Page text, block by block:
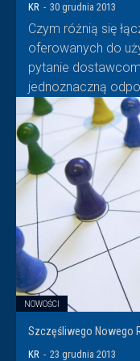
KR - 30 grudnia 2013
Czym różnią się
oferowanych do
pytanie
jednoznaczną
NOWOŚCI
Szczęśliwego Nowego
KR - 23 grudnia 2013